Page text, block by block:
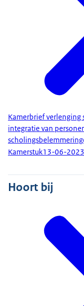
Kamerbrief verlenging
integratie van
Kamerstuk13-06-2023
Hoort bij